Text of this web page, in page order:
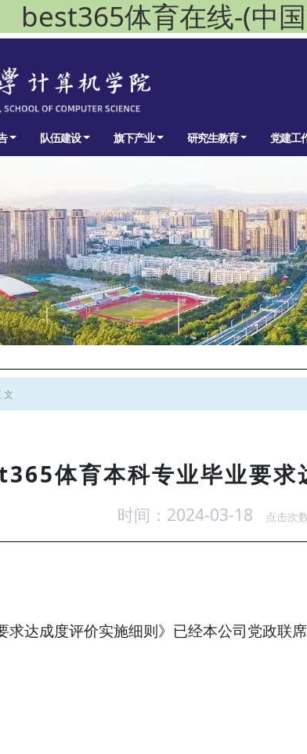
best365体育在线-(中
队伍建设 旗下产业 研究生教育 党建工
体育本科专业毕业要求
时间：2024-03-18 点击次
求达成度评价实施细则》已经本公司党政联